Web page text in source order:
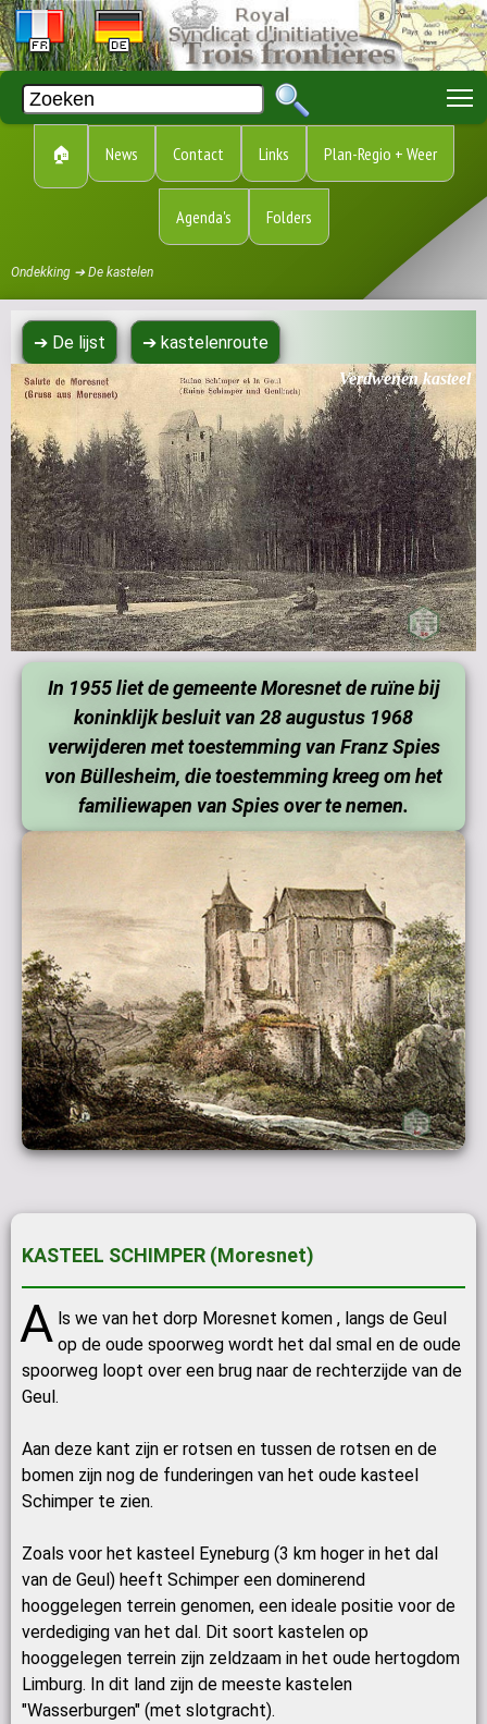
🏠 News Contact Links Plan-Regio + Weer
Agenda's Folders
Ondekking ➔ De kastelen
➔ De lijst ➔ kastelenroute
In 1955 liet de gemeente Moresnet de ruïne bij
koninklijk besluit van 28 augustus 1968
verwijderen met toestemming van Franz Spies
von Büllesheim, die toestemming kreeg om het
familiewapen van Spies over te nemen.
KASTEEL SCHIMPER (Moresnet)
A ls we van het dorp Moresnet komen , langs de Geul
op de oude spoorweg wordt het dal smal en de oude
spoorweg loopt over een brug naar de rechterzijde van de
Geul.
Aan deze kant zijn er rotsen en tussen de rotsen en de
bomen zijn nog de funderingen van het oude kasteel
Schimper te zien.
Zoals voor het kasteel Eyneburg (3 km hoger in het dal
van de Geul) heeft Schimper een dominerend
hooggelegen terrein genomen, een ideale positie voor de
verdediging van het dal. Dit soort kastelen op
hooggelegen terrein zijn zeldzaam in het oude hertogdom
Limburg. In dit land zijn de meeste kastelen
"Wasserburgen" (met slotgracht).
Verdwenen kasteel